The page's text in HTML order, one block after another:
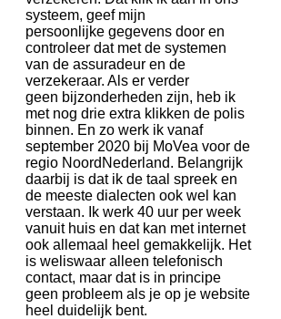
systeem, geef mijn
persoonlijke gegevens door en
controleer dat met de systemen
van de assuradeur en de
verzekeraar. Als er verder
geen bijzonderheden zijn, heb ik
met nog drie extra klikken de polis
binnen. En zo werk ik vanaf
september 2020 bij MoVea voor de
regio NoordNederland. Belangrijk
daarbij is dat ik de taal spreek en
de meeste dialecten ook wel kan
verstaan. Ik werk 40 uur per week
vanuit huis en dat kan met internet
ook allemaal heel gemakkelijk. Het
is weliswaar alleen telefonisch
contact, maar dat is in principe
geen probleem als je op je website
heel duidelijk bent.